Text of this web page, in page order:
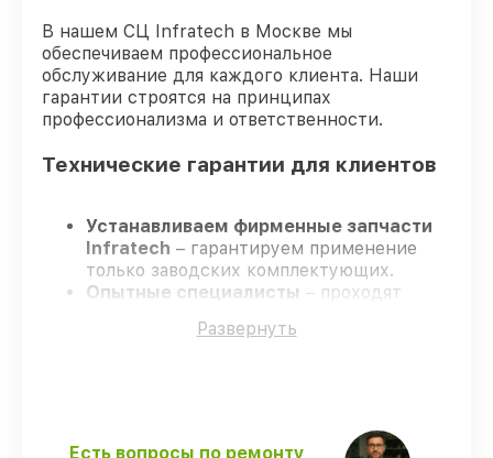
В нашем СЦ Infratech в Москве мы
обеспечиваем профессиональное
обслуживание для каждого клиента. Наши
гарантии строятся на принципах
профессионализма и ответственности.
Технические гарантии для клиентов
Устанавливаем фирменные запчасти
Infratech – гарантируем применение
только заводских комплектующих.
Опытные специалисты – проходят
подтверждает уровень их
оговоренные сроки.
Развернуть
Есть вопросы по ремонту